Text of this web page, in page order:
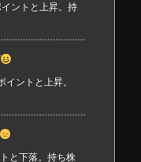
ントと上昇。持
ントと上昇。
と下落。持ち株